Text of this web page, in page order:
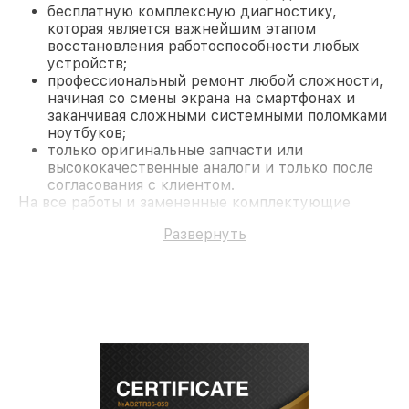
бесплатную комплексную диагностику,
которая является важнейшим этапом
восстановления работоспособности любых
устройств;
профессиональный ремонт любой сложности,
начиная со смены экрана на смартфонах и
заканчивая сложными системными поломками
ноутбуков;
только оригинальные запчасти или
высококачественные аналоги и только после
согласования с клиентом.
На все работы и замененные комплектующие
поломки по условиям гарантии, мы бесплатно
безупречной репутацией;
лицензированное ПО в ремонтно-
диагностических мастерских;
Развернуть